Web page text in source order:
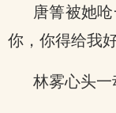
唐箐被她
你，你得给我
林雾心头一